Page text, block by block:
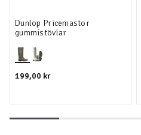
Dunlop Pricemastor
gummistövlar
199,00 kr